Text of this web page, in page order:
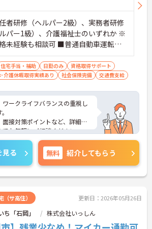
者研修（ヘルパー2級）、実務者研修
ルパー1級）、介護福祉士のいずれか ※
未経験も相談可 ■普通自動車運転免
住宅手当・補助 日勤のみ
資格取得サポート
介護休暇取得実績あり 社会保険完備 交通費支給
ークライフバランスの重視し
接対策ポイントなど、詳細を
お気軽にご相談ください。
見る 無料 紹介してもらう
サ高住） 更新日：2026年05月26日
ち「石岡」 株式会社いっしん